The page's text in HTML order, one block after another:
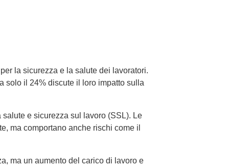
la sicurezza e la salute dei lavoratori.
solo il 24% discute il loro impatto sulla
e sicurezza sul lavoro (SSL). Le
ma comportano anche rischi come il
ma un aumento del carico di lavoro e